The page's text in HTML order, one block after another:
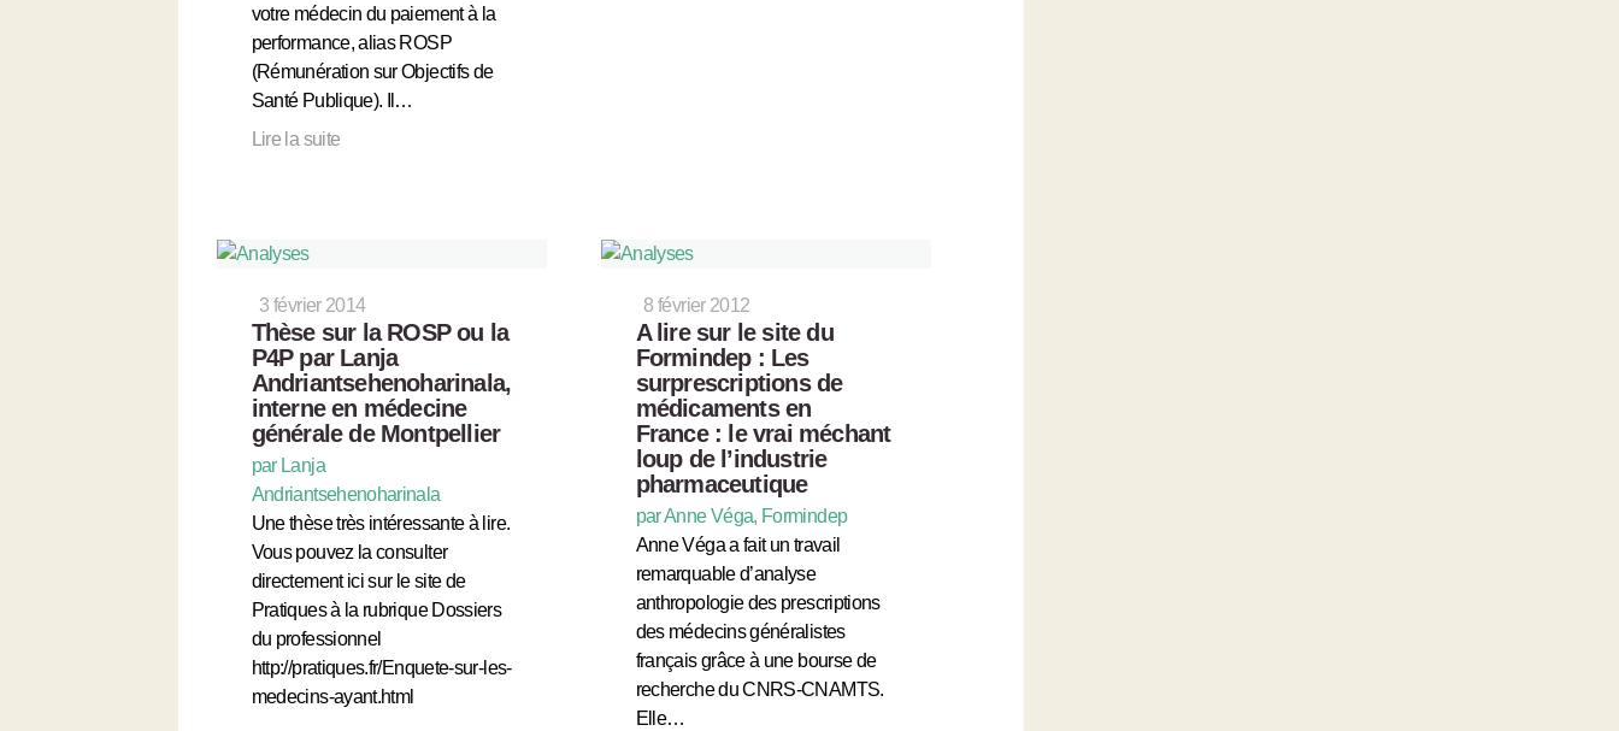
votre médecin du paiement à la
performance, alias ROSP
(Rémunération sur Objectifs de
Santé Publique). Il…
Lire la suite
3 février 2014
Thèse sur la ROSP ou la
P4P par Lanja
Andriantsehenoharinala,
interne en médecine
générale de Montpellier
par Lanja
Andriantsehenoharinala
Une thèse très intéressante à lire.
Vous pouvez la consulter
directement ici sur le site de
Pratiques à la rubrique Dossiers
du professionnel
http://pratiques.fr/Enquete-sur-les-
medecins-ayant.html
8 février 2012
A lire sur le site du
Formindep : Les
surprescriptions de
médicaments en
France : le vrai méchant
loup de l’industrie
pharmaceutique
par Anne Véga, Formindep
Anne Véga a fait un travail
remarquable d’analyse
anthropologie des prescriptions
des médecins généralistes
français grâce à une bourse de
recherche du CNRS-CNAMTS.
Elle…